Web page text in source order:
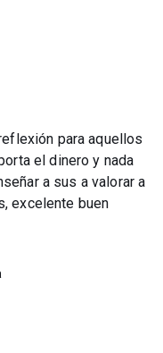
para aquellos
el dinero y nada
a sus a valorar a
excelente buen